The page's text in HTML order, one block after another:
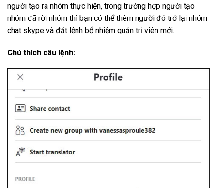
người tạo ra nhóm thực hiện, trong trường hợp người tạo
nhóm đã rời nhóm thì bạn có thể thêm người đó trở lại nhóm
chat skype và đặt lệnh bổ nhiệm quản trị viên mới.
Chú thích câu lệnh: